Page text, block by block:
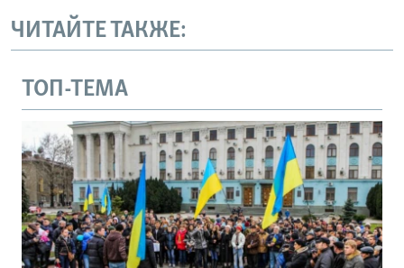
ЧИТАЙТЕ ТАКЖЕ:
ТОП-ТЕМА